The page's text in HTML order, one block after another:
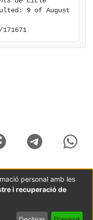
es considera
els
Aquesta
9 of August
personal amb les
i recuperació de